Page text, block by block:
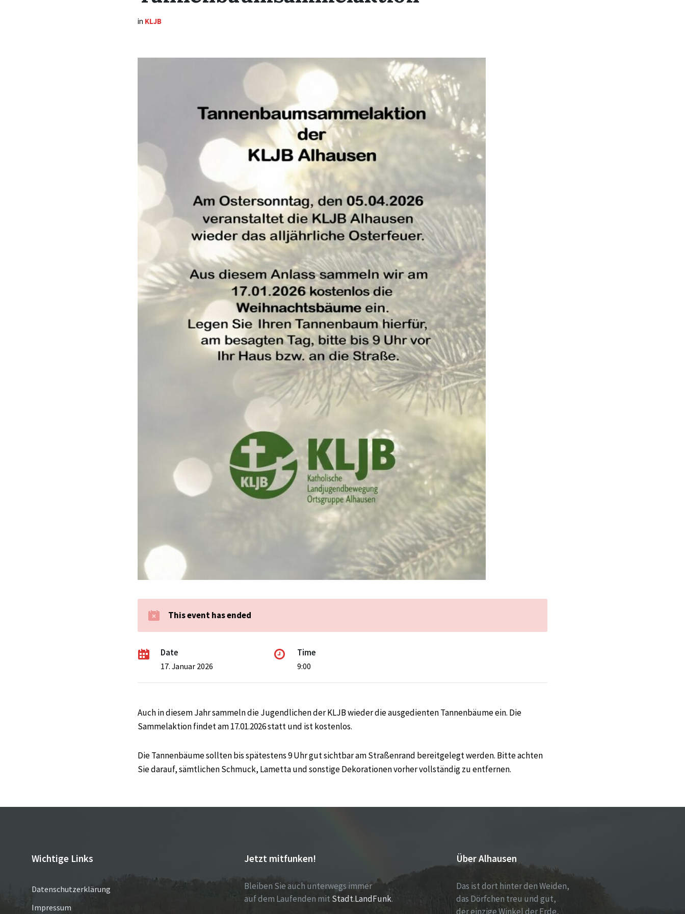
in KLJB
This event has ended
Date
17. Januar 2026
Time
9:00
Auch in diesem Jahr sammeln die Jugendlichen der KLJB wieder die ausgedienten Tannenbäume ein. Die
Sammelaktion findet am 17.01.2026 statt und ist kostenlos.
Die Tannenbäume sollten bis spätestens 9 Uhr gut sichtbar am Straßenrand bereitgelegt werden. Bitte achten
Sie darauf, sämtlichen Schmuck, Lametta und sonstige Dekorationen vorher vollständig zu entfernen.
Wichtige Links
Datenschutzerklärung
Impressum
Jetzt mitfunken!
Bleiben Sie auch unterwegs immer
auf dem Laufenden mit Stadt.LandFunk.
Über Alhausen
Das ist dort hinter den Weiden,
das Dörfchen treu und gut,
der einzige Winkel der Erde,